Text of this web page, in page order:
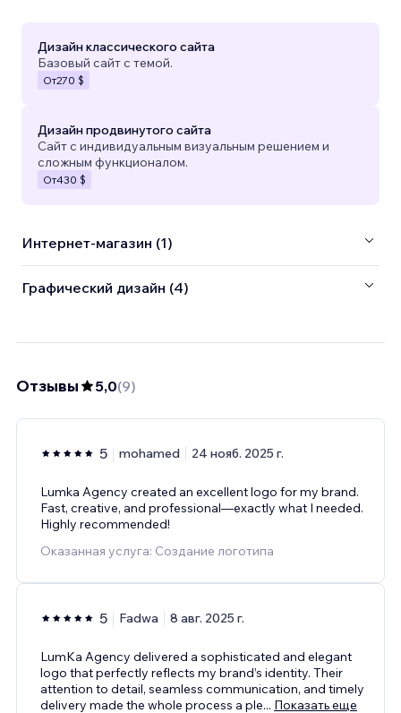
Дизайн классического сайта
Базовый сайт с темой.
От270 $
Дизайн продвинутого сайта
Сайт с индивидуальным визуальным решением и
сложным функционалом.
От430 $
Интернет-магазин (1)
Графический дизайн (4)
Отзывы 5,0(9)
5 mohamed 24 нояб. 2025 г.
Lumka Agency created an excellent logo for my brand.
Fast, creative, and professional—exactly what I needed.
Highly recommended!
Оказанная услуга: Создание логотипа
5 Fadwa 8 авг. 2025 г.
LumKa Agency delivered a sophisticated and elegant
logo that perfectly reflects my brand’s identity. Their
attention to detail, seamless communication, and timely
delivery made the whole process a ple... Показать еще